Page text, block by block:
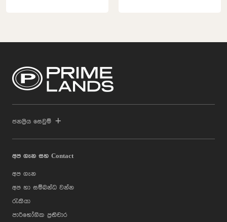
ජනප්‍රිය සෙවුම්
අප ගැන සහ Contact
අප ගැන
අප හා සම්බන්ධ වන්න
රැකියා
පාරිභෝගික ප්‍රතිචාර